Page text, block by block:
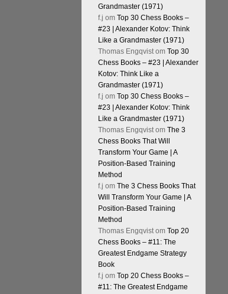
Grandmaster (1971)
f.j om Top 30 Chess Books –
#23 | Alexander Kotov: Think
Like a Grandmaster (1971)
Thomas Engqvistom Top 30
Chess Books – #23 | Alexander
Kotov: Think Like a
Grandmaster (1971)
f.j om Top 30 Chess Books –
#23 | Alexander Kotov: Think
Like a Grandmaster (1971)
Thomas Engqvistom The 3
Chess Books That Will
Transform Your Game | A
Position-Based Training
Method
f.j om The 3 Chess Books That
Will Transform Your Game | A
Position-Based Training
Method
Thomas Engqvistom Top 20
Chess Books – #11: The
Greatest Endgame Strategy
Book
f.j om Top 20 Chess Books –
#11: The Greatest Endgame